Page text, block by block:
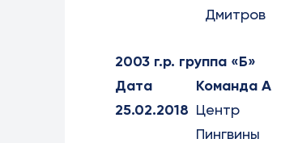
Дмитров
2003 г.р. группа «Б»
Дата
Команда А
25.02.2018 Центр
Пингвины